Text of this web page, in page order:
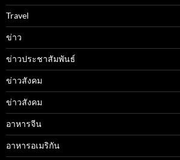
Travel
ข่าว
ข่าวประชาสัมพันธ์
ข่าวสังคม
ข่าวสังคม
อาหารจีน
อาหารอเมริกัน